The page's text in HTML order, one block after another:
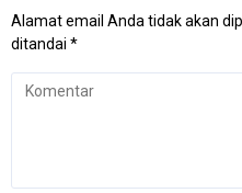
Alamat email Anda tidak akan
ditandai *